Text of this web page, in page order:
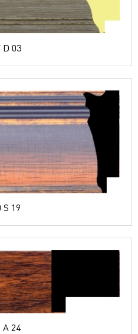
D 03
S 19
A 24